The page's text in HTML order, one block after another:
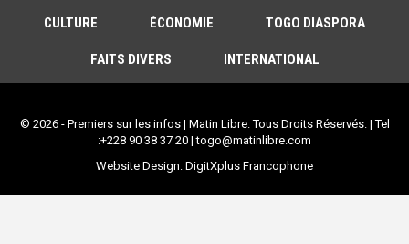
CULTURE ÉCONOMIE TOGO DIASPORA
FAITS DIVERS INTERNATIONAL
© 2026 - Premiers sur les infos | Matin Libre. Tous Droits Réservés. | Tel
:+228 90 38 37 20 | togo@matinlibre.com
Website Design: DigitXplus Francophone